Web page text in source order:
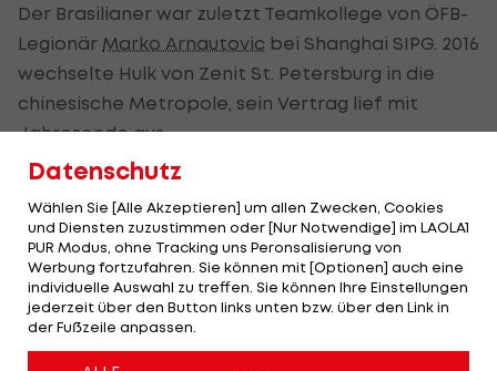
Der Brasilianer war zuletzt Teamkollege von ÖFB-
Legionär Marko Arnautovic bei Shanghai SIPG. 2016
wechselte Hulk von Zenit St. Petersburg in die
chinesische Metropole, sein Vertrag lief mit
Jahresende aus.
Vor seinem Engagement in Russland spielte Hulk
für den FC Porto, mit dem er 2011 die Europa
League gewinnen konnte. Der Brasilianer
absolvierte 48 Länderspiele für die "Selecao", 2014
nahm er an der WM im eigenen Land teil.
Der legendäre Durchmarsch des FC
Datenschutz
Wählen Sie [Alle Akzeptieren] um allen Zwecken, Cookies
und Diensten zuzustimmen oder [Nur Notwendige] im LAOLA1
PUR Modus, ohne Tracking uns Peronsalisierung von
Werbung fortzufahren. Sie können mit [Optionen] auch eine
individuelle Auswahl zu treffen. Sie können Ihre Einstellungen
jederzeit über den Button links unten bzw. über den Link in
der Fußzeile anpassen.